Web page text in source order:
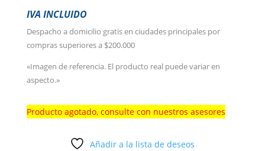
IVA INCLUIDO
Despacho a domicilio gratis en ciudades principales por
compras superiores a $200.000
«Imagen de referencia. El producto real puede variar en
aspecto.»
Producto agotado, consulte con nuestros asesores
Añadir a la lista de deseos